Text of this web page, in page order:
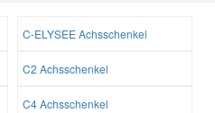
C-ELYSEE Achsschenkel
C2 Achsschenkel
C4 Achsschenkel